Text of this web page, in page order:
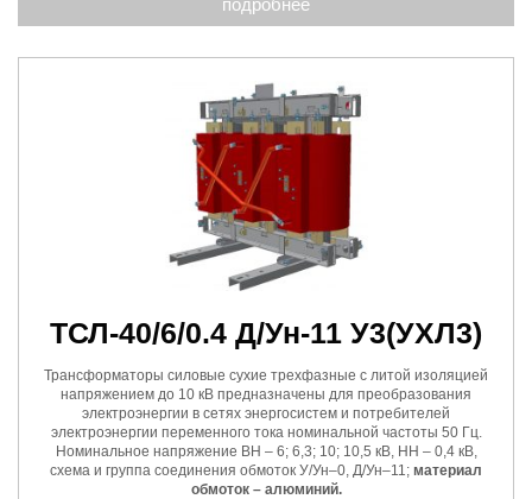
подробнее
ТСЛ-40/6/0.4 Д/Ун-11 У3(УХЛ3)
Трансформаторы силовые сухие трехфазные с литой изоляцией
напряжением до 10 кВ предназначены для преобразования
электроэнергии в сетях энергосистем и потребителей
электроэнергии переменного тока номинальной частоты 50 Гц.
Номинальное напряжение ВН – 6; 6,3; 10; 10,5 кВ, НН – 0,4 кВ,
схема и группа соединения обмоток У/Ун–0, Д/Ун–11; материал
обмоток – алюминий.